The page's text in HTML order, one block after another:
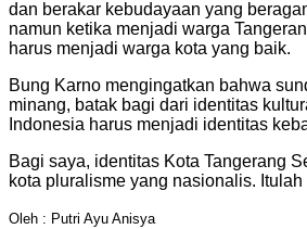
dan berakar kebudayaan yang
namun ketika menjadi warga
harus menjadi warga kota yang baik.
Bung Karno mengingatkan bahwa
minang, batak bagi dari identitas
Indonesia harus menjadi identitas
Bagi saya, identitas Kota Tangerang
kota pluralisme yang nasionalis.
Oleh : Putri Ayu Anisya